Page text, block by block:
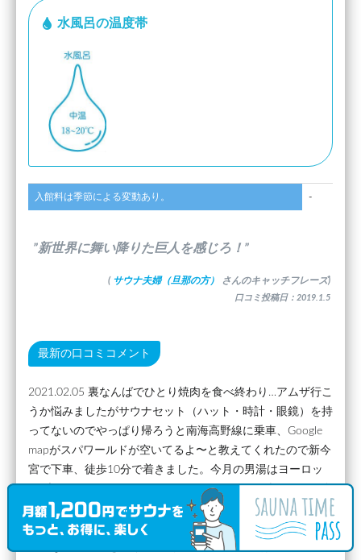
水風呂の温度帯
入館料は季節による変動あり。 -
”新世界に舞い降りた巨人を感じろ！”
( サウナ夫婦（旦那の方） さんのキャッチフレーズ)
口コミ投稿日：2019.1.5
最新の口コミコメント
2021.02.05 裏なんばでひとり焼肉を食べ終わり…アムザ行こ
うか悩みましたがサウナセット（ハット・時計・眼鏡）を持
ってないのでやっぱり帰ろうと南海高野線に乗車、Google
mapがスパワールドが空いてるよ〜と教えてくれたので新今
宮で下車、徒歩10分で着きました。今月の男湯はヨーロッ
パゾーン、フィンランドサウナがあるらしい、楽しみ🎶 布
放題もありがたい。 スパワールド 世界の大温泉 初めての入
館。 自動券売機で入浴券1500円を購入して受付で検温、初
めてなので説明を聞くと4階が男風呂、退館時は自動精算機